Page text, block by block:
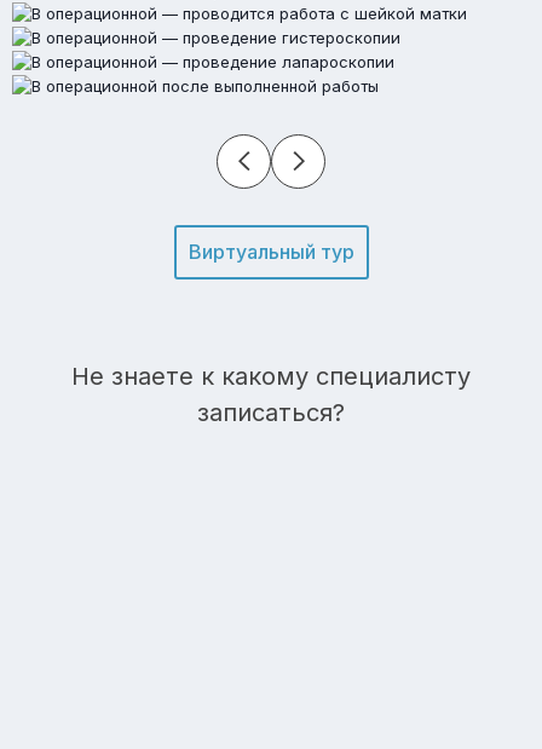
Виртуальный тур
Не знаете к какому специалисту
записаться?